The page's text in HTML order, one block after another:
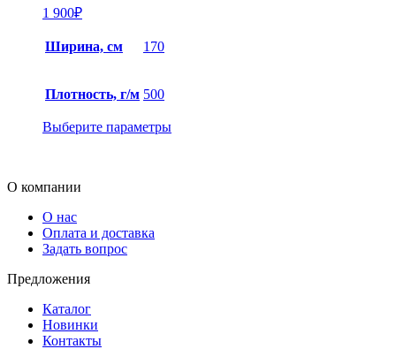
1 900₽
Ширина, см 170
Плотность, г/м 500
Выберите параметры
О компании
О нас
Оплата и доставка
Задать вопрос
Предложения
Каталог
Новинки
Контакты